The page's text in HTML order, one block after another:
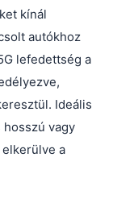
kínál
autókhoz
lefedettség a
Ideális
vagy
a